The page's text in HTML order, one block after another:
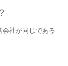
社が同じである